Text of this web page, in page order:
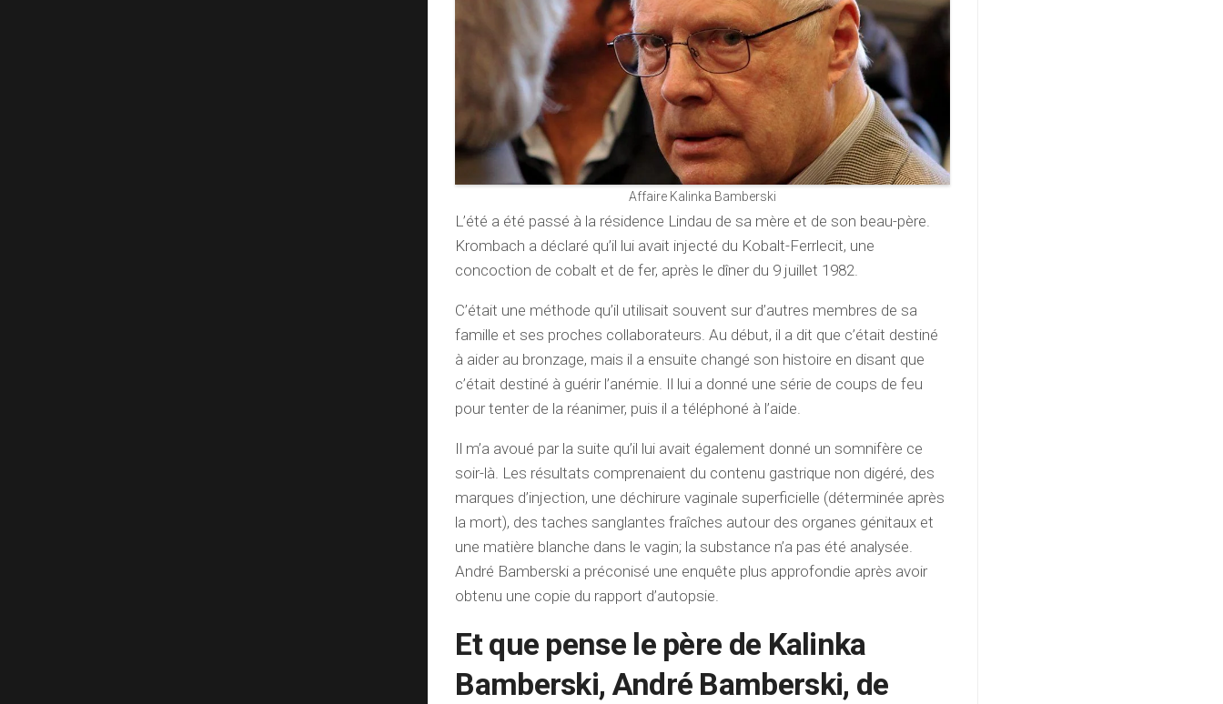
Affaire Kalinka Bamberski
L’été a été passé à la résidence Lindau de sa mère et de son beau-père.
Krombach a déclaré qu’il lui avait injecté du Kobalt-Ferrlecit, une
concoction de cobalt et de fer, après le dîner du 9 juillet 1982.
C’était une méthode qu’il utilisait souvent sur d’autres membres de sa
famille et ses proches collaborateurs. Au début, il a dit que c’était destiné
à aider au bronzage, mais il a ensuite changé son histoire en disant que
c’était destiné à guérir l’anémie. Il lui a donné une série de coups de feu
pour tenter de la réanimer, puis il a téléphoné à l’aide.
Il m’a avoué par la suite qu’il lui avait également donné un somnifère ce
soir-là. Les résultats comprenaient du contenu gastrique non digéré, des
marques d’injection, une déchirure vaginale superficielle (déterminée après
la mort), des taches sanglantes fraîches autour des organes génitaux et
une matière blanche dans le vagin; la substance n’a pas été analysée.
André Bamberski a préconisé une enquête plus approfondie après avoir
obtenu une copie du rapport d’autopsie.
Et que pense le père de Kalinka
Bamberski, André Bamberski, de